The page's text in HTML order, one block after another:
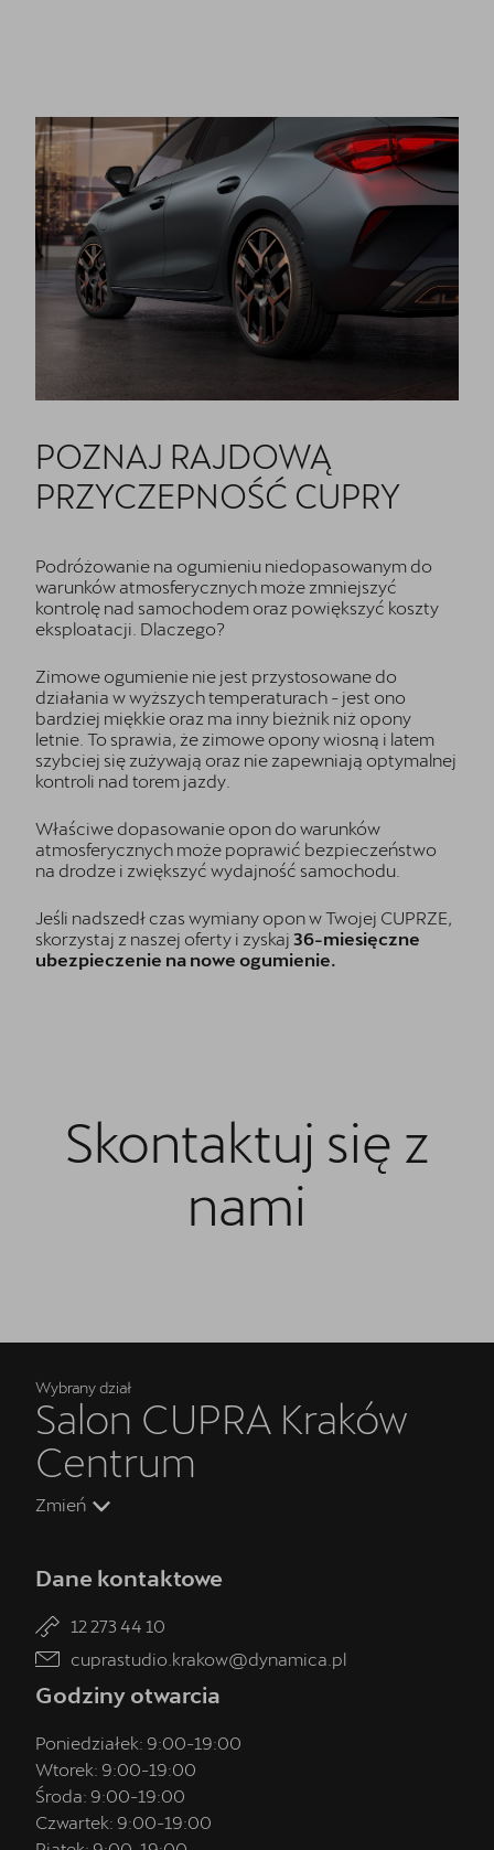
POZNAJ RAJDOWĄ
PRZYCZEPNOŚĆ CUPRY
Podróżowanie na ogumieniu niedopasowanym do
warunków atmosferycznych może zmniejszyć
kontrolę nad samochodem oraz powiększyć koszty
eksploatacji. Dlaczego?
Zimowe ogumienie nie jest przystosowane do
działania w wyższych temperaturach - jest ono
bardziej miękkie oraz ma inny bieżnik niż opony
letnie. To sprawia, że zimowe opony wiosną i latem
szybciej się zużywają oraz nie zapewniają optymalnej
kontroli nad torem jazdy.
Właściwe dopasowanie opon do warunków
atmosferycznych może poprawić bezpieczeństwo
na drodze i zwiększyć wydajność samochodu.
Jeśli nadszedł czas wymiany opon w Twojej CUPRZE,
skorzystaj z naszej oferty i zyskaj 36-miesięczne
ubezpieczenie na nowe ogumienie.
Skontaktuj się z
nami
Wybrany dział
Salon CUPRA Kraków
Centrum
Zmień
Dane kontaktowe
12 273 44 10
cuprastudio.krakow@dynamica.pl
Godziny otwarcia
Poniedziałek: 9:00-19:00
Wtorek: 9:00-19:00
Środa: 9:00-19:00
Czwartek: 9:00-19:00